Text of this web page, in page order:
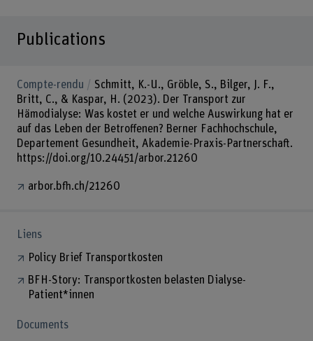
Publications
Compte-rendu
Schmitt, K.-U., Gröble, S., Bilger, J. F.,
Britt, C., & Kaspar, H. (2023). Der Transport zur
Hämodialyse: Was kostet er und welche Auswirkung hat er
auf das Leben der Betroffenen? Berner Fachhochschule,
Departement Gesundheit, Akademie-Praxis-Partnerschaft.
https://doi.org/10.24451/arbor.21260
arbor.bfh.ch/21260
Liens
Policy Brief Transportkosten
BFH-Story: Transportkosten belasten Dialyse-
Patient*innen
Documents